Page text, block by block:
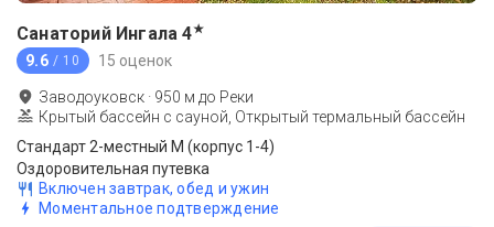
Санаторий Ингала 4★
9.6 / 10 15 оценок
Заводоуковск · 950 м до Реки
Крытый бассейн с сауной, Открытый термальный бассейн
Стандарт 2-местный М (корпус 1-4)
Оздоровительная путевка
Включен завтрак, обед и ужин
Моментальное подтверждение